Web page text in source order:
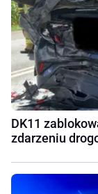
DK11
zdarzeniu